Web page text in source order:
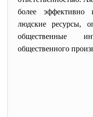
более эффективно
людские ресурсы,
общественные
общественного